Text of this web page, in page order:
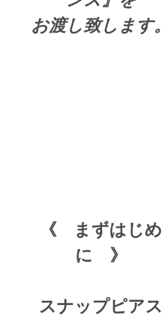
お渡し致します。
《 まずはじめ
に 》
スナップピアス